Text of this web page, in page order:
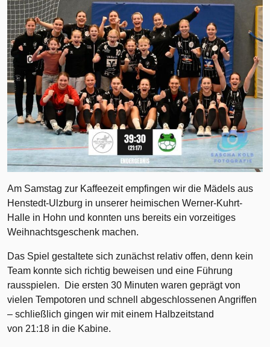
Am Samstag zur Kaffeezeit empfingen wir die Mädels aus
Henstedt-Ulzburg in unserer heimischen Werner-Kuhrt-
Halle in Hohn und konnten uns bereits ein vorzeitiges
Weihnachtsgeschenk machen.
Das Spiel gestaltete sich zunächst relativ offen, denn kein
Team konnte sich richtig beweisen und eine Führung
rausspielen. Die ersten 30 Minuten waren geprägt von
vielen Tempotoren und schnell abgeschlossenen Angriffen
– schließlich gingen wir mit einem Halbzeitstand
von 21:18 in die Kabine.